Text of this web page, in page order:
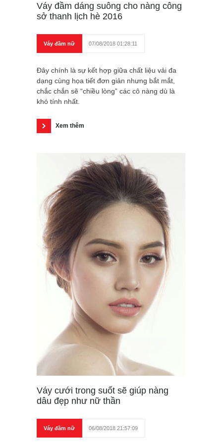
Váy đầm dáng suông cho nàng công
sở thanh lịch hè 2016
Váy đầm nữ 07/08/2018 01:28:11
Đây chính là sự kết hợp giữa chất liệu vải đa
dạng cùng họa tiết đơn giản nhưng bắt mắt,
chắc chắn sẽ “chiều lòng” các cô nàng dù là
khó tính nhất.
Xem thêm
Váy cưới trong suốt sẽ giúp nàng
dâu đẹp như nữ thần
Váy đầm nữ 06/08/2018 21:57:09